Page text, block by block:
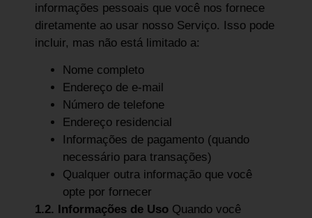
informações pessoais que você nos fornece
diretamente ao usar nosso Serviço. Isso pode
incluir, mas não está limitado a:
Nome completo
Endereço de e-mail
Número de telefone
Endereço residencial
Informações de pagamento (quando
necessário para transações)
Qualquer outra informação que você
opte por fornecer
1.2. Informações de Uso Quando você